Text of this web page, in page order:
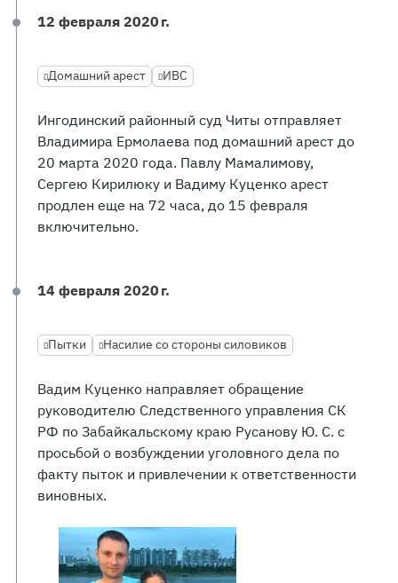
12 февраля 2020 г.
Домашний арест ИВС
Ингодинский районный суд Читы отправляет
Владимира Ермолаева под домашний арест до
20 марта 2020 года. Павлу Мамалимову,
Сергею Кирилюку и Вадиму Куценко арест
продлен еще на 72 часа, до 15 февраля
включительно.
14 февраля 2020 г.
Пытки Насилие со стороны силовиков
Вадим Куценко направляет обращение
руководителю Следственного управления СК
РФ по Забайкальскому краю Русанову Ю. С. с
просьбой о возбуждении уголовного дела по
факту пыток и привлечении к ответственности
виновных.